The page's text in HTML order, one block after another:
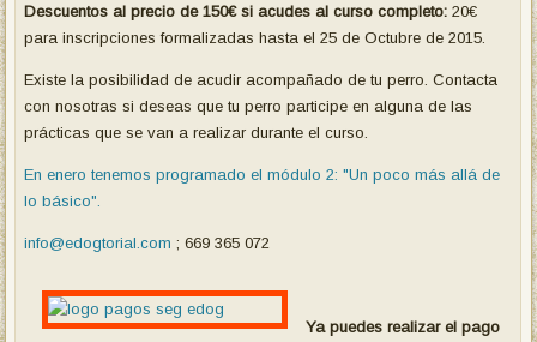
Descuentos al precio de 150€ si acudes al curso completo: 20€
para inscripciones formalizadas hasta el 25 de Octubre de 2015.
Existe la posibilidad de acudir acompañado de tu perro. Contacta
con nosotras si deseas que tu perro participe en alguna de las
prácticas que se van a realizar durante el curso.
En enero tenemos programado el módulo 2: "Un poco más allá de
lo básico".
info@edogtorial.com ; 669 365 072
Ya puedes realizar el pago